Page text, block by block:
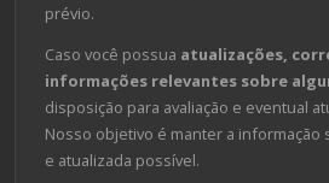
prévio.
Caso você possua atualizações,
informações relevantes sobre
disposição para avaliação e eventual
Nosso objetivo é manter a informação
e atualizada possível.